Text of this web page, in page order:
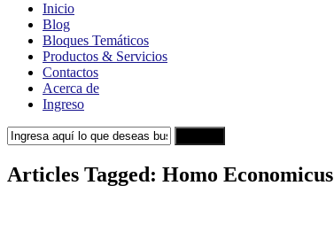
Inicio
Blog
Bloques Temáticos
Productos & Servicios
Contactos
Acerca de
Ingreso
Articles Tagged: Homo Economicus